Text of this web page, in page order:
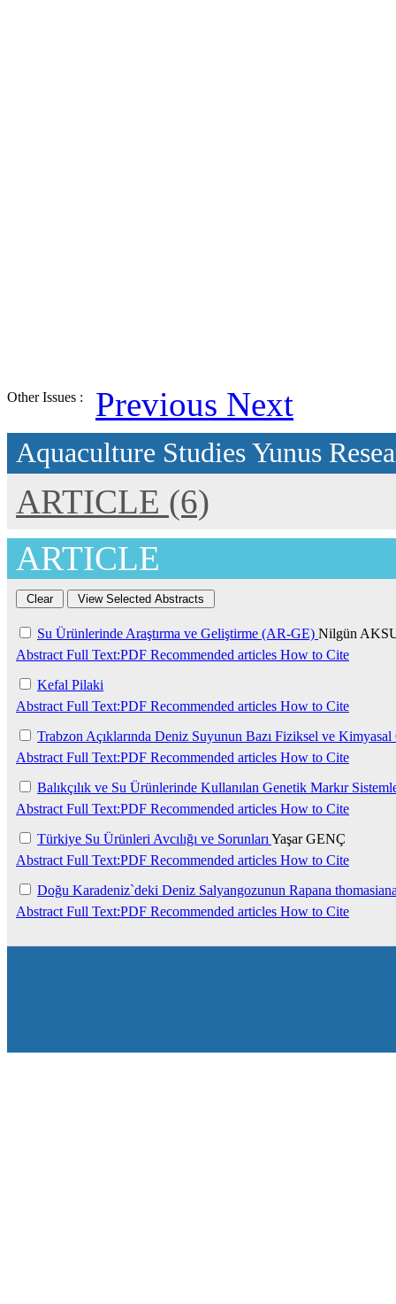
Other Issues : Previous Next
Aquaculture Studies Yunus
ARTICLE (6)
ARTICLE
Su Ürünlerinde Araştırma ve Geliştirme (AR-GE) Nilgün
Abstract Full Text:PDF Recommended articles How to Cite
Kefal Pilaki
Abstract Full Text:PDF Recommended articles How to Cite
Trabzon Açıklarında Deniz Suyunun Bazı Fiziksel ve
Abstract Full Text:PDF Recommended articles How to Cite
Balıkçılık ve Su Ürünlerinde Kullanılan Genetik Markır
Abstract Full Text:PDF Recommended articles How to Cite
Türkiye Su Ürünleri Avcılığı ve Sorunları Yaşar GENÇ
Abstract Full Text:PDF Recommended articles How to Cite
Doğu Karadeniz`deki Deniz Salyangozunun Rapana
Abstract Full Text:PDF Recommended articles How to Cite